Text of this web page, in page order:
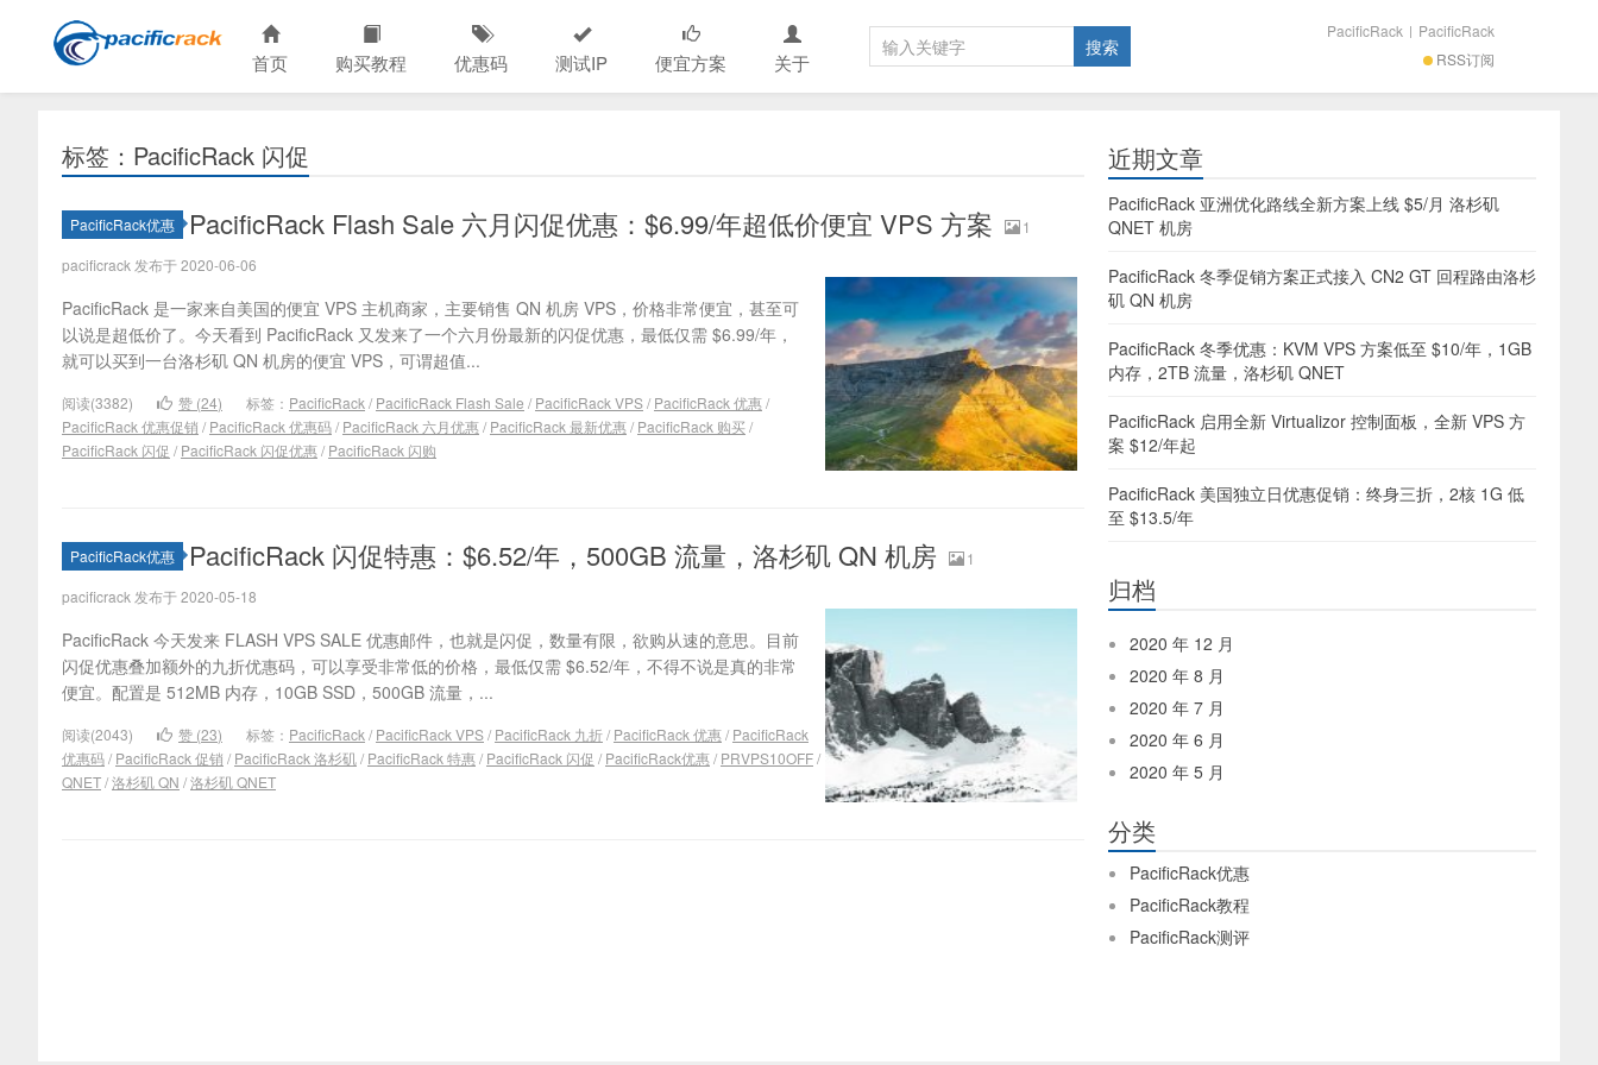
首页 购买教程 优惠码 测试IP 便宜方案 关于 RSS订阅
PacificRack | PacificRack
标签：PacificRack 闪促
PacificRack优惠 PacificRack Flash Sale 六月闪促优惠：$6.99/年超低价便宜 VPS 方案
1
pacificrack 发布于 2020-06-06
PacificRack 是一家来自美国的便宜 VPS 主机商家，主要销售 QN 机房 VPS，价格非常便宜，甚至可
以说是超低价了。今天看到 PacificRack 又发来了一个六月份最新的闪促优惠，最低仅需 $6.99/年，
就可以买到一台洛杉矶 QN 机房的便宜 VPS，可谓超值...
阅读(3382) 赞 (24) 标签： PacificRack / PacificRack Flash Sale / PacificRack VPS/ PacificRack 优惠/
PacificRack 优惠促销 / PacificRack 优惠码/ PacificRack 六月优惠/ PacificRack 最新优惠/ PacificRack 购买/
PacificRack 闪促 / PacificRack 闪促优惠/ PacificRack 闪购
PacificRack优惠 PacificRack 闪促特惠：$6.52/年，500GB 流量，洛杉矶 QN 机房
1
pacificrack 发布于 2020-05-18
PacificRack 今天发来 FLASH VPS SALE 优惠邮件，也就是闪促，数量有限，欲购从速的意思。目前
闪促优惠叠加额外的九折优惠码，可以享受非常低的价格，最低仅需 $6.52/年，不得不说是真的非常
便宜。配置是 512MB 内存，10GB SSD，500GB 流量，...
阅读(2043) 赞 (23) 标签： PacificRack / PacificRack VPS/ PacificRack 九折/ PacificRack 优惠/ PacificRack
优惠码/ PacificRack 促销 / PacificRack 洛杉矶/ PacificRack 特惠/ PacificRack 闪促 / PacificRack优惠/ PRVPS10OFF/
QNET/洛杉矶 QN /洛杉矶 QNET
近期文章
PacificRack 亚洲优化路线全新方案上线 $5/月 洛杉矶
QNET 机房
PacificRack 冬季促销方案正式接入 CN2 GT 回程路由洛杉
矶 QN 机房
PacificRack 冬季优惠：KVM VPS 方案低至 $10/年，1GB
内存，2TB 流量，洛杉矶 QNET
PacificRack 启用全新 Virtualizor 控制面板，全新 VPS 方
案 $12/年起
PacificRack 美国独立日优惠促销：终身三折，2核 1G 低
至 $13.5/年
归档
2020 年 12 月
2020 年 8 月
2020 年 7 月
2020 年 6 月
2020 年 5 月
分类
PacificRack优惠
PacificRack教程
PacificRack测评